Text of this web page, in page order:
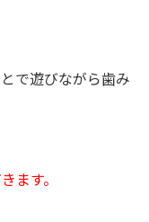
で遊びながら歯み
ます。